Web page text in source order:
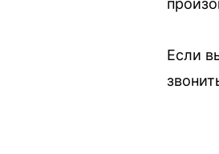
Если